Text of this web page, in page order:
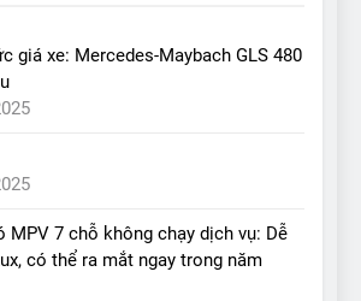
giá xe: Mercedes-Maybach GLS 480
MPV 7 chỗ không chạy dịch vụ: Dễ
có thể ra mắt ngay trong năm